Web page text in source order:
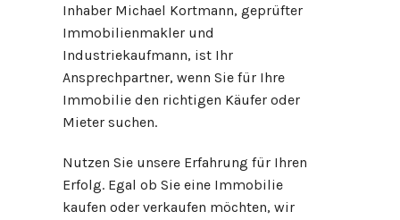
Inhaber Michael Kortmann, geprüfter
Immobilienmakler und
Industriekaufmann, ist Ihr
Ansprechpartner, wenn Sie für Ihre
Immobilie den richtigen Käufer oder
Mieter suchen.
Nutzen Sie unsere Erfahrung für Ihren
Erfolg. Egal ob Sie eine Immobilie
kaufen oder verkaufen möchten, wir